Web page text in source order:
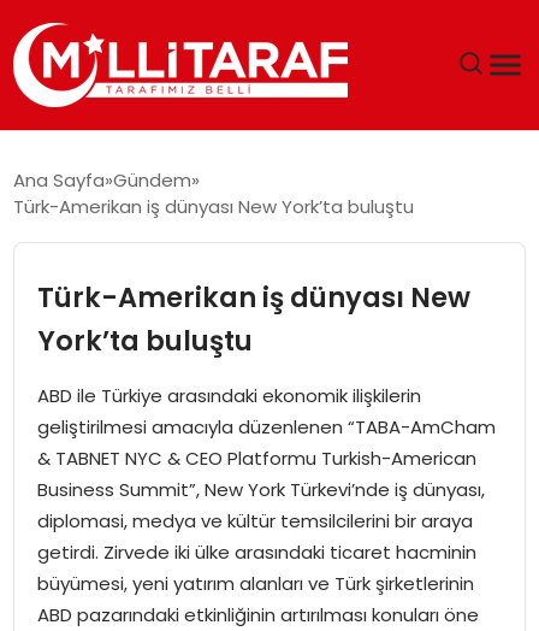
ÖZEL SAYFALAR
TEKNOLOJI
EKONOMI
SPOR
SIYASET
MAGAZIN
Ana Sayfa Gündem
Türk-Amerikan iş dünyası New York’ta buluştu
Türk-Amerikan iş dünyası New
York’ta buluştu
ABD ile Türkiye arasındaki ekonomik ilişkilerin
geliştirilmesi amacıyla düzenlenen “TABA-AmCham
& TABNET NYC & CEO Platformu Turkish-American
Business Summit”, New York Türkevi’nde iş dünyası,
diplomasi, medya ve kültür temsilcilerini bir araya
getirdi. Zirvede iki ülke arasındaki ticaret hacminin
büyümesi, yeni yatırım alanları ve Türk şirketlerinin
ABD pazarındaki etkinliğinin artırılması konuları öne